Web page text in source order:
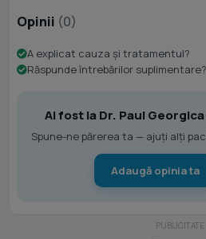
Opinii (0)
A explicat cauza și tratamentul?
Răspunde întrebărilor suplimentare?
Ai fost la Dr. Paul
Spune-ne părerea ta — ajuți alți
Adaugă opinia ta